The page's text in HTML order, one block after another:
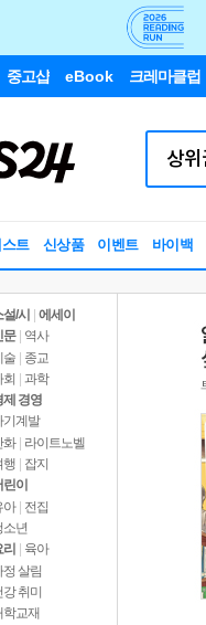
중고샵 eBook 크레마클럽
트 신상품 이벤트 바이백
설/시
에세이
문
역사
술 | 종교
회 | 과학
제 경영
기계발
화 | 라이트노벨
행
잡지
린이
아 | 전집
소년
리
육아
정 살림
강 취미
학교재